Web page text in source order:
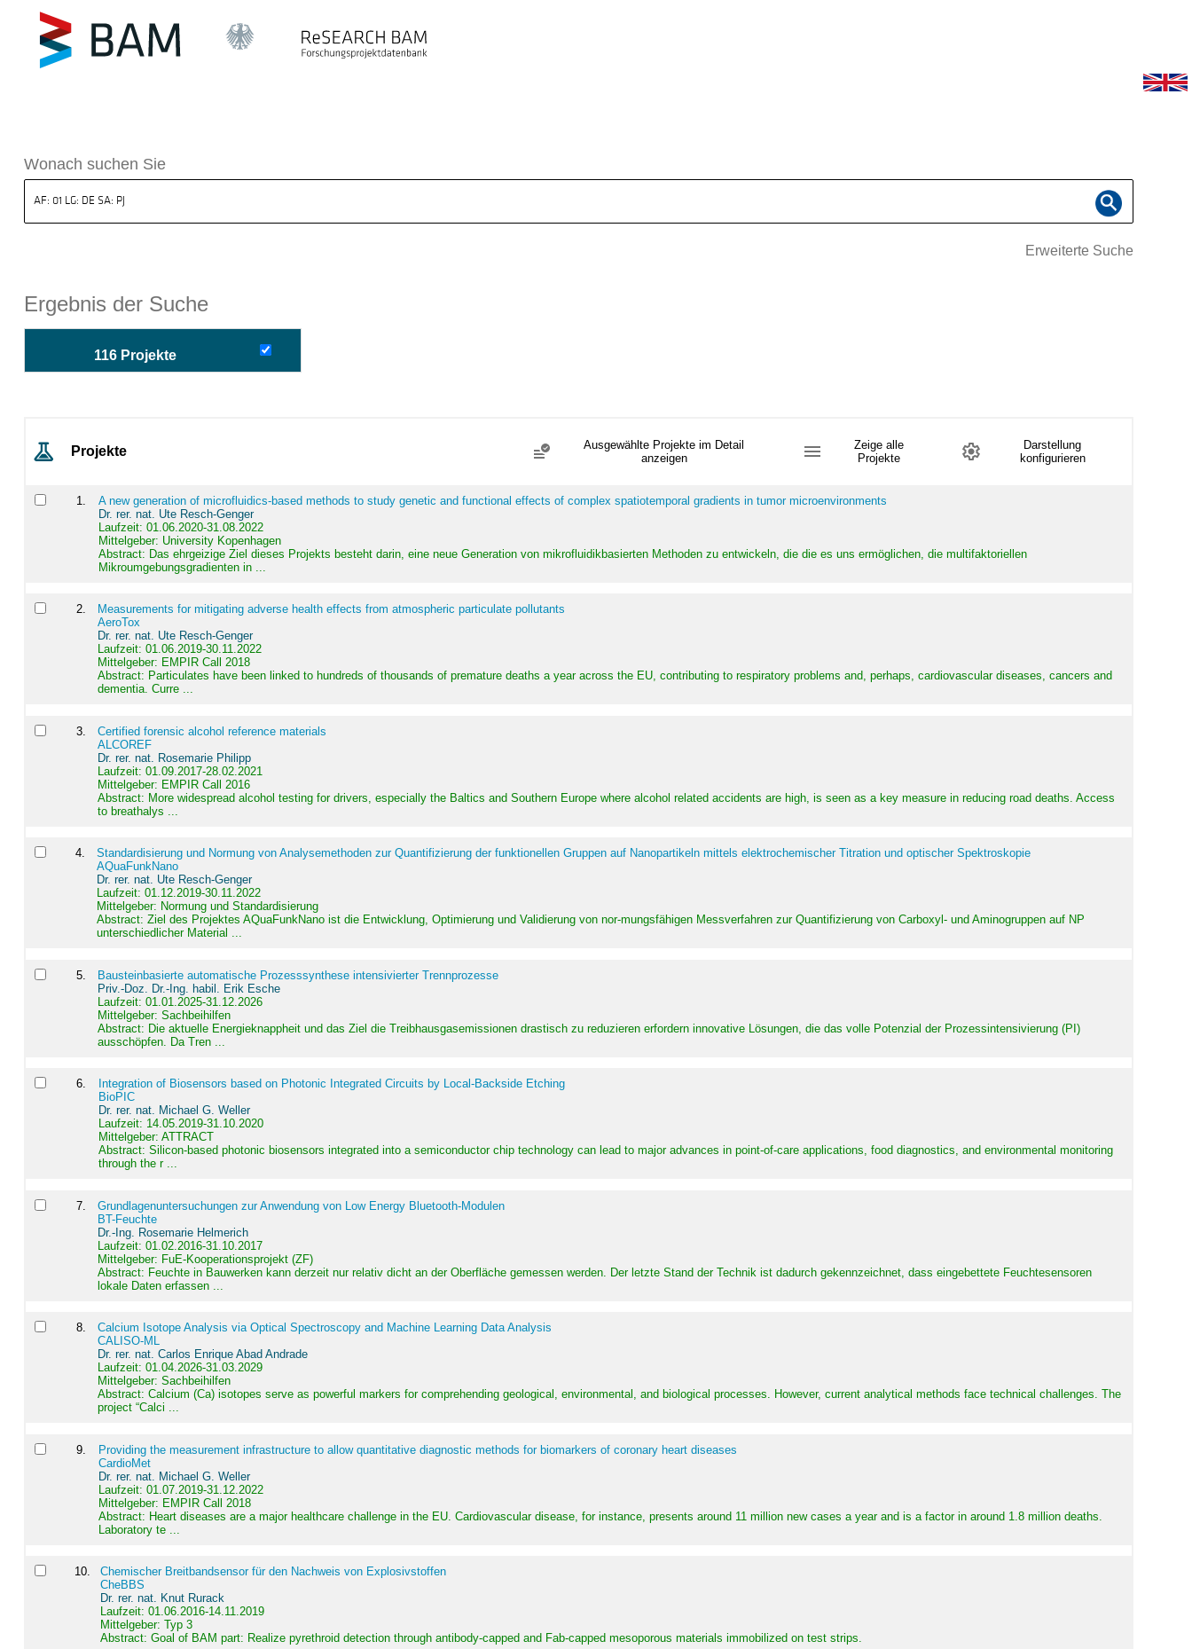
ReSEARCH BAM
Wonach suchen Sie
Erweiterte Suche
Ergebnis der Suche
116 Projekte
Projekte
Ausgewählte Projekte im Detail
anzeigen
Zeige alle
Projekte
Darstellung
konfigurieren
1
A new generation of microfluidics-based methods to study genetic and functional effects of complex spatiotemporal gradients in tumor microenvironments
Dr. rer. nat. Ute Resch-Genger
Laufzeit: 01.06.2020-31.08.2022
Mittelgeber: University Kopenhagen
Abstract: Das ehrgeizige Ziel dieses Projekts besteht darin, eine neue Generation von mikrofluidikbasierten Methoden zu entwickeln, die die es uns ermöglichen, die multifaktoriellen
Mikroumgebungsgradienten in ...
2.
Measurements for mitigating adverse health effects from atmospheric particulate pollutants
AeroTox
Dr. rer. nat. Ute Resch-Genger
Laufzeit: 01.06.2019-30.11.2022
Mittelgeber: EMPIR Call 2018
Abstract: Particulates have been linked to hundreds of thousands of premature deaths a year across the EU, contributing to respiratory problems and, perhaps, cardiovascular diseases, cancers and
dementia. Curre ...
3.
Certified forensic alcohol reference materials
ALCOREF
Dr. rer. nat. Rosemarie Philipp
Laufzeit: 01.09.2017-28.02.2021
Mittelgeber: EMPIR Call 2016
Abstract: More widespread alcohol testing for drivers, especially the Baltics and Southern Europe where alcohol related accidents are high, is seen as a key measure in reducing road deaths. Access
to breathalys ...
4.
Standardisierung und Normung von Analysemethoden zur Quantifizierung der funktionellen Gruppen auf Nanopartikeln mittels elektrochemischer Titration und optischer Spektroskopie
AQuaFunkNano
Dr. rer. nat. Ute Resch-Genger
Laufzeit: 01.12.2019-30.11.2022
Mittelgeber: Normung und Standardisierung
Abstract:Ziel des Projektes AQuaFunkNano ist die Entwicklung, Optimierung und Validierung von nor-mungsfähigen Messverfahren zur Quantifizierung von Carboxyl- und Aminogruppen auf NP
unterschiedlicher Material ...
5.
Bausteinbasierte automatische Prozesssynthese intensivierter Trennprozesse
Priv.-Doz. Dr.-Ing. habil. Erik Esche
Laufzeit: 01.01.2025-31.12.2026
Mittelgeber: Sachbeihilfen
Abstract: Die aktuelle Energieknappheit und das Ziel die Treibhausgasemissionen drastisch zu reduzieren erfordern innovative Lösungen, die das volle Potenzial der Prozessintensivierung (PI)
ausschöpfen. Da Tren ...
6.
Integration of Biosensors based on Photonic Integrated Circuits by Local-Backside Etching
BioPIC
Dr. rer. nat. Michael G. Weller
Laufzeit: 14.05.2019-31.10.2020
Mittelgeber: ATTRACT
Abstract: Silicon-based photonic biosensors integrated into a semiconductor chip technology can lead to major advances in point-of-care applications, food diagnostics, and environmental monitoring
through the r ...
7.
Grundlagenuntersuchungen zur Anwendung von Low Energy Bluetooth-Modulen
BT-Feuchte
Dr.-Ing. Rosemarie Helmerich
Laufzeit: 01.02.2016-31.10.2017
Mittelgeber: FuE-Kooperationsprojekt (ZF)
Abstract: Feuchte in Bauwerken kann derzeit nur relativ dicht an der Oberfläche gemessen werden. Der letzte Stand der Technik ist dadurch gekennzeichnet, dass eingebettete Feuchtesensoren
lokale Daten erfassen ...
8.
Calcium Isotope Analysis via Optical Spectroscopy and Machine Learning Data Analysis
CALISO-ML
Dr. rer. nat. Carlos Enrique Abad Andrade
Laufzeit: 01.04.2026-31.03.2029
Mittelgeber: Sachbeihilfen
Abstract:Calcium (Ca) isotopes serve as powerful markers for comprehending geological, environmental, and biological processes. However, current analytical methods face technical challenges. The
project “Calci ...
9
Providing the measurement infrastructure to allow quantitative diagnostic methods for biomarkers of coronary heart diseases
CardioMet
Dr. rer. nat. Michael G. Weller
Laufzeit: 01.07.2019-31.12.2022
Mittelgeber: EMPIR Call 2018
Abstract: Heart diseases are a major healthcare challenge in the EU. Cardiovascular disease, for instance, presents around 11 million new cases a year and is a factor in around 1.8 million deaths.
Laboratory te ...
10.
Chemischer Breitbandsensor für den Nachweis von Explosivstoffen
CheBBS
Dr. rer. nat. Knut Rurack
Laufzeit: 01.06.2016-14.11.2019
Mittelgeber: Typ 3
Abstract:Goal of BAM part: Realize pyrethroid detection through antibody-capped and Fab-capped mesoporous materials immobilized on test strips.